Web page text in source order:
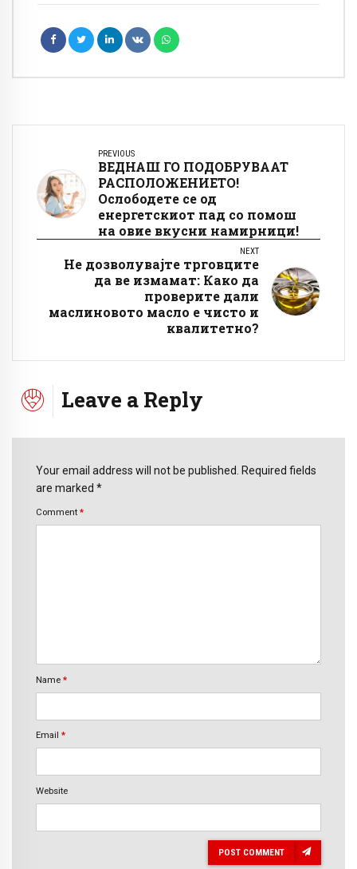
PREVIOUS
ВЕДНАШ ГО ПОДОБРУВААТ
РАСПОЛОЖЕНИЕТО!
Ослободете се од
енергетскиот пад со помош
на овие вкусни намирници!
NEXT
Не дозволувајте трговците
да ве измамат: Како да
проверите дали
маслиновото масло е чисто и
квалитетно?
Leave a Reply
Your email address will not be published. Required fields
are marked *
Comment *
Name *
Email *
Website
POST COMMENT